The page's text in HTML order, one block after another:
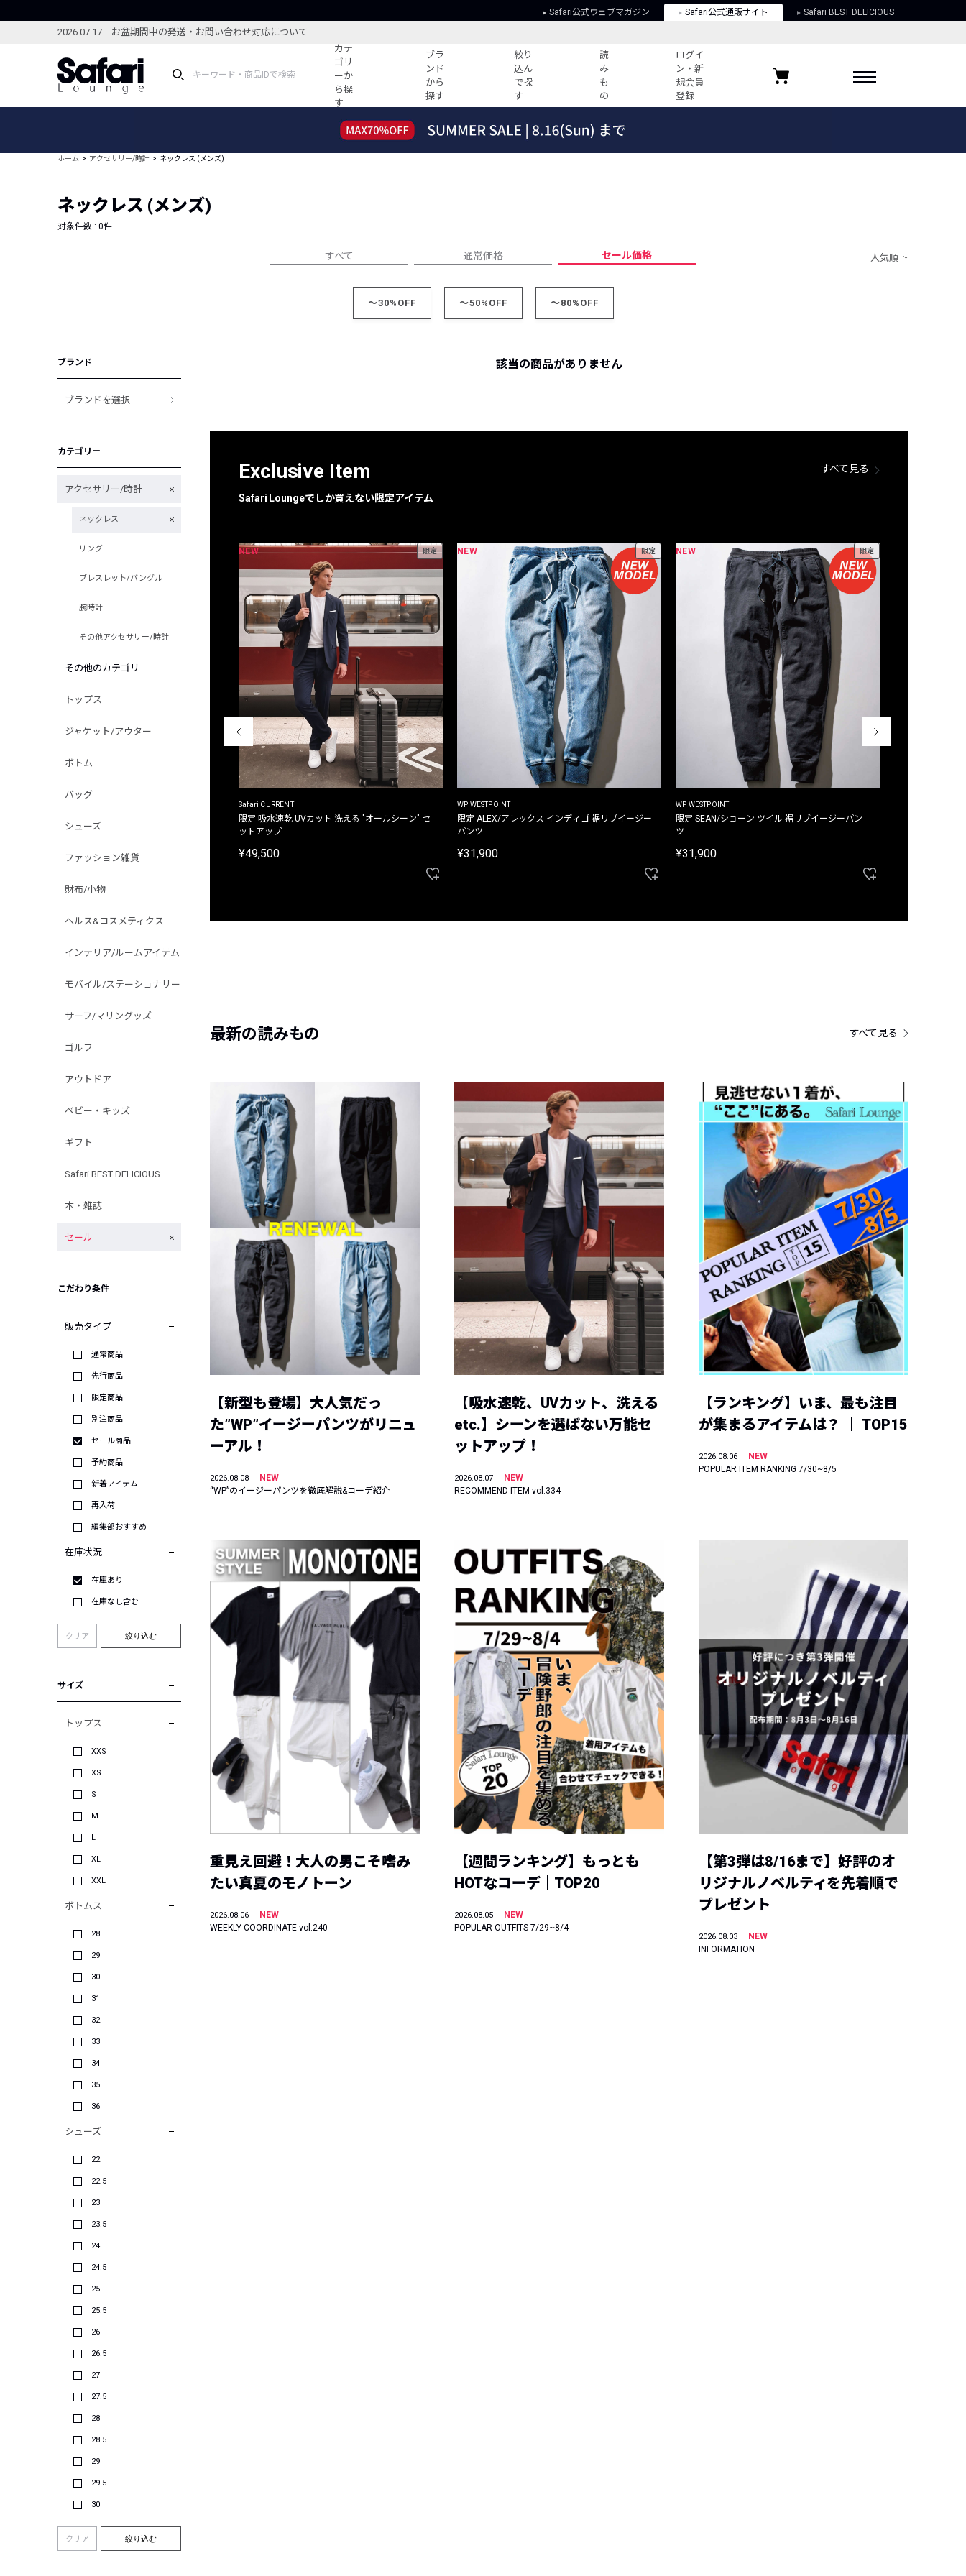
Safari公式ウェブマガジン Safari公式通販サイト Safari BEST DELICIOUS
2026.07.17 お盆期間中の発送・お問い合わせ対応について
カテ
ゴリ
ーか
ら探
す
ブラ
ンド
から
探す
絞り
込ん
で探
す
読
み
も
の
ログイ
ン・新
規会員
登録
ブランドから探す
新着アイテム
編集部のおすすめアイテム
すべての記事
人気記事ランキング
ウィークリーコーデ
プライバシーポリシー
お気に入りブランド
ホーム アクセサリー/時計 ネックレス (メンズ)
ネックレス (メンズ)
対象件数 : 0件
すべて 通常価格 セール価格 人気順
～30%OFF ～50%OFF ～80%OFF
ブランド
ブランドを選択
カテゴリー
アクセサリー/時計
ネックレス
リング
ブレスレット/バングル
腕時計
その他アクセサリー/時計
その他のカテゴリ
トップス
ジャケット/アウター
ボトム
バッグ
シューズ
ファッション雑貨
財布/小物
ヘルス&コスメティクス
インテリア/ルームアイテム
モバイル/ステーショナリー
サーフ/マリングッズ
ゴルフ
アウトドア
ベビー・キッズ
ギフト
Safari BEST DELICIOUS
本・雑誌
セール
こだわり条件
販売タイプ
通常商品
先行商品
限定商品
別注商品
セール商品
予約商品
新着アイテム
再入荷
編集部おすすめ
在庫状況
在庫あり
在庫なし含む
クリア 絞り込む
サイズ
トップス
XXS
XS
S
M
L
XL
XXL
ボトムス
28
29
30
31
32
33
34
35
36
シューズ
22
22.5
23
23.5
24
24.5
25
25.5
26
26.5
27
27.5
28
28.5
29
29.5
30
クリア 絞り込む
該当の商品がありません
Exclusive Item
Safari Loungeでしか買えない限定アイテム
すべて見る
NEW 限定
Safari CURRENT
限定 吸水速乾 UVカット 洗える "オールシーン" セ
ットアップ
¥49,500
NEW 限定
WP WESTPOINT
限定 ALEX/アレックス インディゴ 裾リブイージー
パンツ
¥31,900
NEW 限定
WP WESTPOINT
限定 SEAN/ショーン ツイル 裾リブイージーパン
ツ
¥31,900
最新の読みもの すべて見る
【新型も登場】大人気だっ
た”WP”イージーパンツがリニュ
ーアル！
2026.08.08
NEW
“WP”のイージーパンツを徹底解説&コーデ紹介
【吸水速乾、UVカット、洗える
etc.】シーンを選ばない万能セ
ットアップ！
2026.08.07
NEW
RECOMMEND ITEM vol.334
【ランキング】いま、最も注目
が集まるアイテムは？ ｜ TOP15
2026.08.06
NEW
POPULAR ITEM RANKING 7/30~8/5
重見え回避！大人の男こそ嗜み
たい真夏のモノトーン
2026.08.06
NEW
WEEKLY COORDINATE vol.240
【週間ランキング】もっとも
HOTなコーデ｜TOP20
2026.08.05
NEW
POPULAR OUTFITS 7/29~8/4
【第3弾は8/16まで】好評のオ
リジナルノベルティを先着順で
プレゼント
2026.08.03
NEW
INFORMATION